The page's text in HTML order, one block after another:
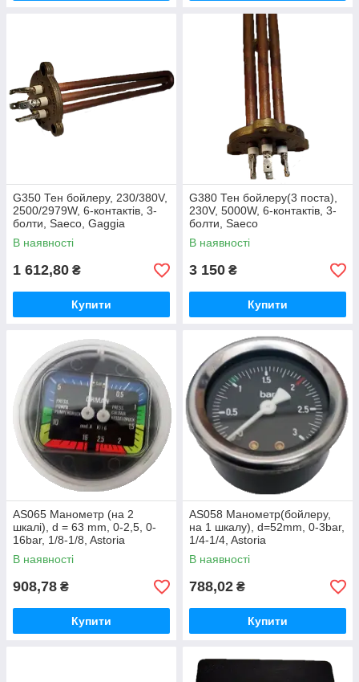
G350 Тен бойлеру, 230/380V,
2500/2979W, 6-контактів, 3-
болти, Saeco, Gaggia
В наявності
1 612,80 ₴
Купити
G380 Тен бойлеру(3 поста),
230V, 5000W, 6-контактів, 3-
болти, Saeco
В наявності
3 150 ₴
Купити
AS065 Манометр (на 2
шкалі), d = 63 mm, 0-2,5, 0-
16bar, 1/8-1/8, Astoria
В наявності
908,78 ₴
Купити
AS058 Манометр(бойлеру,
на 1 шкалу), d=52mm, 0-3bar,
1/4-1/4, Astoria
В наявності
788,02 ₴
Купити